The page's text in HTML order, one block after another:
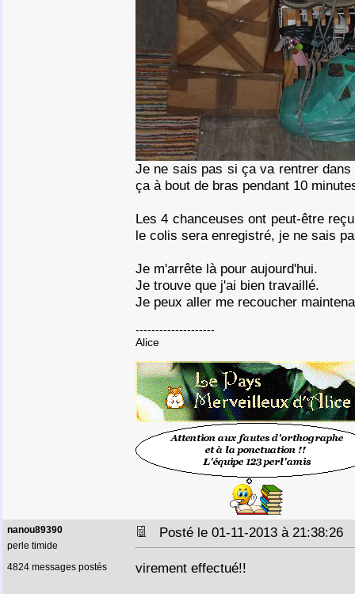
Je ne sais pas si ça va rentrer
ça à bout de bras pendant 10
Les 4 chanceuses ont peut-être
le colis sera enregistré, je ne sais
Je m'arrête là pour aujourd'hui.
Je trouve que j'ai bien travaillé.
Je peux aller me recoucher
--------------------
Alice
nanou89390
perle timide
4824 messages postés
Posté le 01-11-2013 à 21:38:26
virement effectué!!